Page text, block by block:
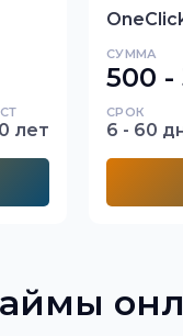
лет
СУММА
500 -
СРОК
6 - 60